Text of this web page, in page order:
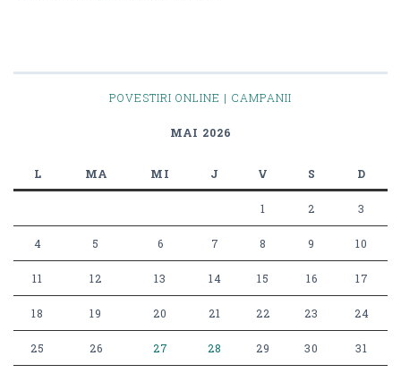
POVESTIRI ONLINE | CAMPANII
MAI 2026
L MA MI J V S D
1 2 3
4 5 6 7 8 9 10
11 12 13 14 15 16 17
18 19 20 21 22 23 24
25 26 27 28 29 30 31